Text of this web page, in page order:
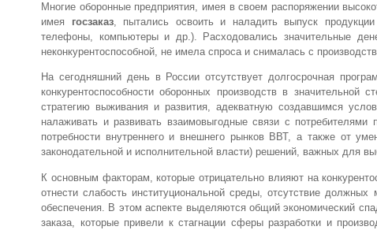
Многие оборонные предприятия, имея в своем распоряжении
имея госзаказ, пытались освоить и наладить выпуск
телефоны, компьютеры и др.). Расходовались значительные
неконкурентоспособной, не имела спроса и снималась с
На сегодняшний день в России отсутствует долгосрочная
конкурентоспособности оборонных производств в
стратегию выживания и развития, адекватную создавшимся
налаживать и развивать взаимовыгодные связи с
потребности внутреннего и внешнего рынков ВВТ, а также от
законодательной и исполнительной власти) решений, важных для
К основным факторам, которые отрицательно влияют на
отнести слабость институциональной среды, отсутствие
обеспечения. В этом аспекте выделяются общий экономический
заказа, которые привели к стагнации сферы разработки и